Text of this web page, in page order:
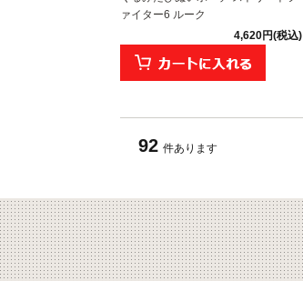
ァイター6 ルーク
4,620円(税込)
92 件あります